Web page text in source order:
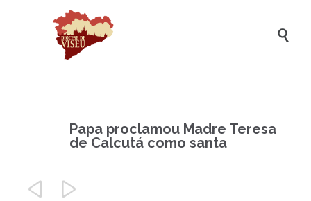

Papa proclamou Madre Teresa
de Calcutá como santa
 